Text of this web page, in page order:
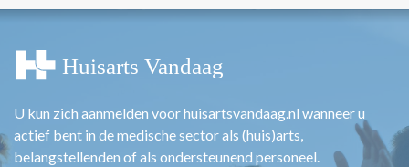
U kun zich aanmelden voor huisartsvandaag.nl wanneer u
actief bent in de medische sector als (huis)arts,
belangstellenden of als ondersteunend personeel.